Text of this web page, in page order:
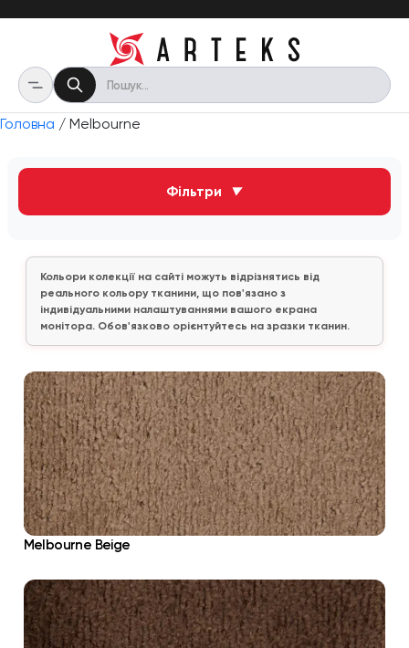
Головна / Melbourne
Фільтри ▼
Кольори колекції на сайті можуть відрізнятись від
реального кольору тканини, що пов'язано з
індивідуальними налаштуваннями вашого екрана
монітора. Обов'язково орієнтуйтесь на зразки тканин.
Melbourne Beige